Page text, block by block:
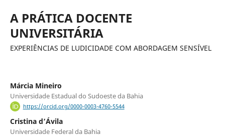
A PRÁTICA DOCENTE
UNIVERSITÁRIA
EXPERIÊNCIAS DE LUDICIDADE COM ABORDAGEM SENSÍVEL
Márcia Mineiro
Universidade Estadual do Sudoeste da Bahia
https://orcid.org/0000-0003-4760-5544
Cristina d’Ávila
Universidade Federal da Bahia